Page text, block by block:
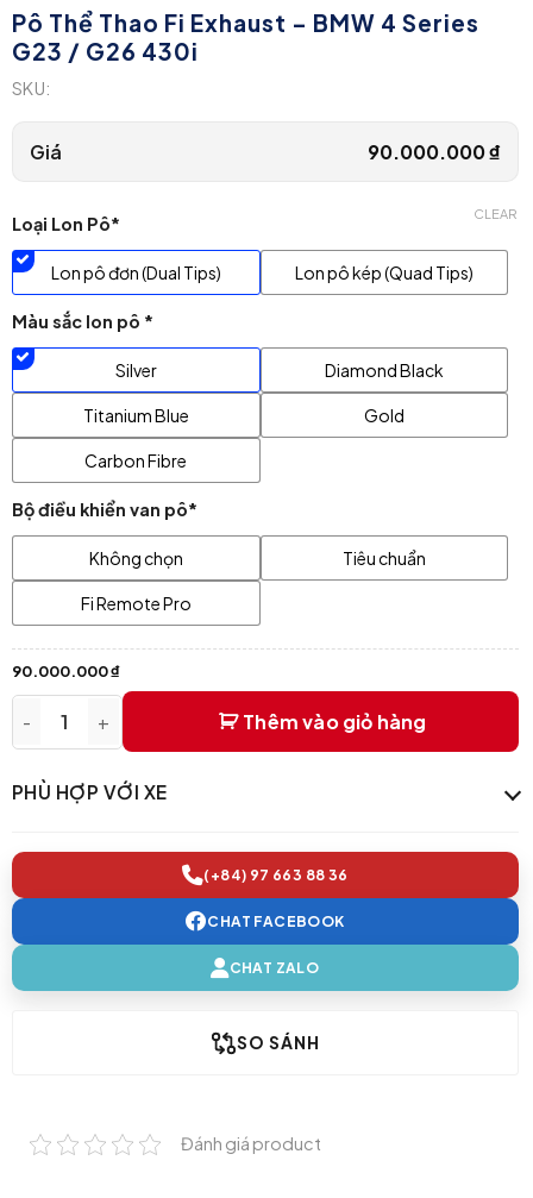
Đánh giá product
Pô Thể Thao Fi Exhaust – BMW 4 Series
G23 / G26 430i
SKU:
Giá 90.000.000₫
Loại Lon Pô*
Lon pô đơn (Dual Tips) Lon pô kép (Quad Tips)
Màu sắc lon pô *
Silver Diamond Black
Titanium Blue Gold
Carbon Fibre
Bộ điều khiển van pô*
Không chọn Tiêu chuẩn
Fi Remote Pro
CLEAR
90.000.000₫
Pô Thể Thao Fi Exhaust - BMW 4 Series G23 / G26 430i
Thêm vào giỏ hàng
PHÙ HỢP VỚI XE
(+84) 97 663 88 36
CHAT FACEBOOK
CHAT ZALO
SO SÁNH